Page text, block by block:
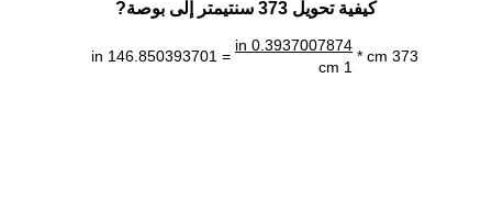
كيفية تحويل 373 سنتيمتر إلى بوصة?
373 cm *
0.3937007874 in
= 146.850393701 in
1 cm